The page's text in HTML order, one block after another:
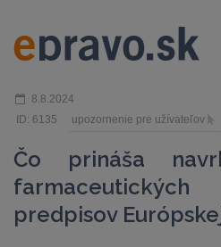
8.8.2024
ID: 6135
upozornenie pre užívateľov
Čo prináša
predpisov